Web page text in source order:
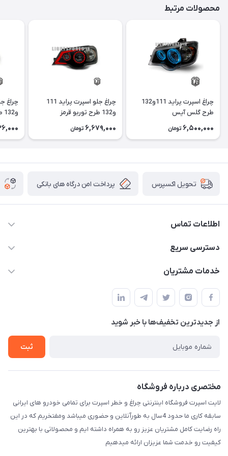
محصولات مرتبط
چراغ اسپرت پراید 111و132
طرح گلس آیس
6,500,000 تومان
چراغ جلو اسپرت پراید 111
و132 طرح توربو قرمز
6,679,000 تومان
و132 طرح توربو
تحویل اکسپرس پرداخت امن درگاه های بانکی
اطلاعات تماس
09012926386
دسترسی سریع
حساب کاربری
لیست محصولات
درباره ما
خدمات مشتریان
قوانین و مقررات
حریم خصوصی
راهنما
از جدید‌ترین تخفیف‌ها با‌ خبر شوید
ثبت
مختصری درباره فروشگاه
لایت اسپرت فروشگاه اینترنتی چراغ و خطر اسپرت برای تمامی خودرو های ایرانی
سابقه کاری ما حدود 4سال به طورآنلاین و حضوری میباشد ومفتخریم که در این
راه رضایت کامل مشتریان عزیز رو به همراه داشته ایم و محصولاتی با بهترین
کیفیت رو خدمت شما عزیزان ارائه میدهیم